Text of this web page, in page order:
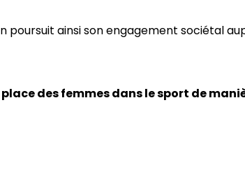
ainsi son engagement sociétal
des femmes dans le sport de